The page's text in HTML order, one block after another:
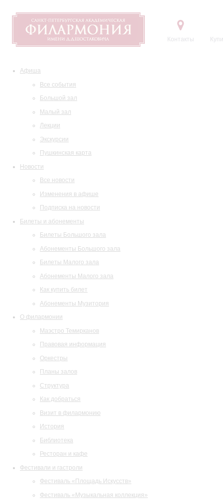
Контакты
Афиша
Все события
Большой зал
Малый зал
Лекции
Экскурсии
Пушкинская карта
Новости
Все новости
Изменения в афише
Подписка на новости
Билеты и абонементы
Билеты Большого зала
Абонементы Большого зала
Билеты Малого зала
Абонементы Малого зала
Как купить билет
Абонементы Музитория
О филармонии
Маэстро Темирканов
Правовая информация
Оркестры
Планы залов
Структура
Как добраться
Визит в филармонию
История
Библиотека
Ресторан и кафе
Фестивали и гастроли
Фестиваль «Площадь Искусств»
Фестиваль «Музыкальная коллекция»